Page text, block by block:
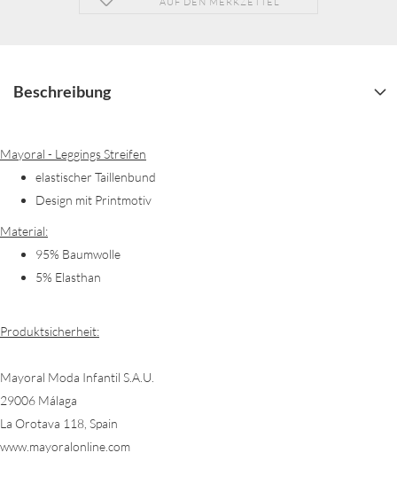
Beschreibung
Mayoral - Leggings Streifen
elastischer Taillenbund
Design mit Printmotiv
Material:
95% Baumwolle
5% Elasthan
Produktsicherheit:
Mayoral Moda Infantil S.A.U.
29006 Málaga
La Orotava 118, Spain
www.mayoralonline.com